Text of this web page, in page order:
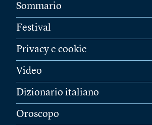
Sommario
Festival
Privacy e cookie
Video
Dizionario italiano
Oroscopo